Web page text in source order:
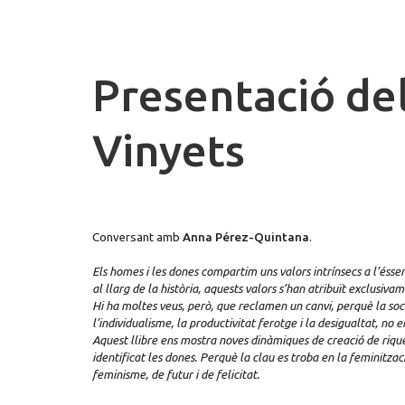
Presentació
Vinyets
Conversant amb Anna Pérez-Quintana.
Els homes i les dones compartim uns valors intrínsecs a
al llarg de la història, aquests valors s’han atribuït
Hi ha moltes veus, però, que reclamen un canvi, perquè la
l’individualisme, la productivitat ferotge i la desigualtat, no
Aquest llibre ens mostra noves dinàmiques de creació de
identificat les dones. Perquè la clau es troba en la
feminisme, de futur i de felicitat.